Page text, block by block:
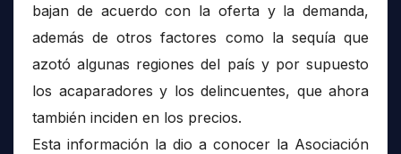
bajan de acuerdo con la oferta y la demanda,
además de otros factores como la sequía que
azotó algunas regiones del país y por supuesto
los acaparadores y los delincuentes, que ahora
también inciden en los precios.
Esta información la dio a conocer la Asociación